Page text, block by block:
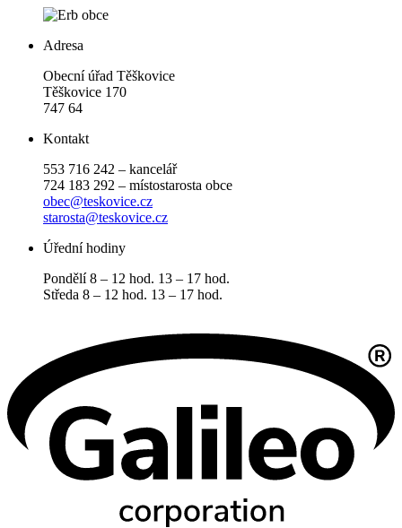
Adresa
Obecní úřad Těškovice
Těškovice 170
747 64
Kontakt
553 716 242 – kancelář
724 183 292 – místostarosta obce
obec@teskovice.cz
starosta@teskovice.cz
Úřední hodiny
Pondělí 8 – 12 hod. 13 – 17 hod.
Středa 8 – 12 hod. 13 – 17 hod.